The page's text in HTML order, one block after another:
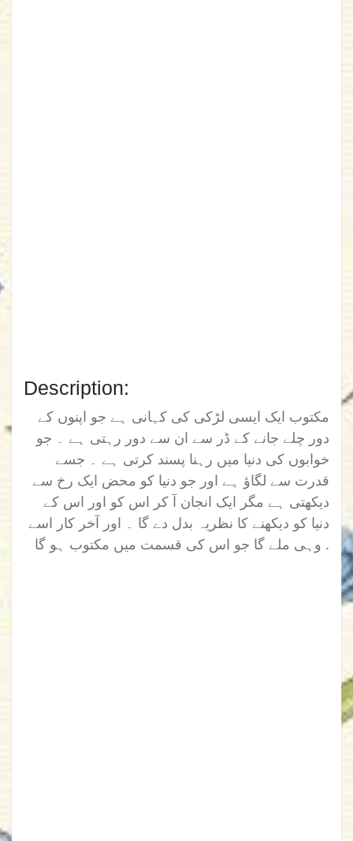
Description:
مکتوب ایک ایسی لڑکی کی کہانی ہے جو اپنوں کے
دور چلے جانے کے ڈر سے ان سے دور رہتی ہے ۔ جو
خوابوں کی دنیا میں رہنا پسند کرتی ہے ۔ جسے
قدرت سے لگاؤ ہے اور جو دنیا کو محض ایک رخ سے
دیکھتی ہے مگر ایک انجان آ کر اس کو اور اس کے
دنیا کو دیکھنے کا نظریہ بدل دے گا ۔ اور آخر کار اسے
وہی ملے گا جو اس کی قسمت میں مکتوب ہو گا .